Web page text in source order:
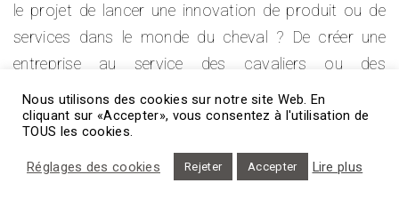
le projet de lancer une innovation de produit ou de
services dans le monde du cheval ? De créer une
entreprise au service des cavaliers ou des
propriétaires de chevaux ? De devenir entrepreneur
dans la filière équine ? De réaliser une étude de marché
du cheval ?Contactez-nous.
Nous utilisons des cookies sur notre site Web. En
cliquant sur «Accepter», vous consentez à l'utilisation de
TOUS les cookies.
Réglages des cookies Rejeter Accepter Lire plus